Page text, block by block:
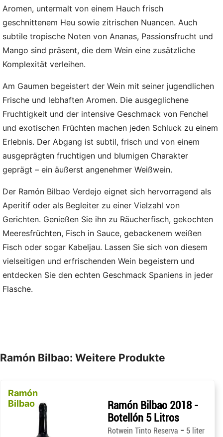
Aromen, untermalt von einem Hauch frisch
geschnittenem Heu sowie zitrischen Nuancen. Auch
subtile tropische Noten von Ananas, Passionsfrucht und
Mango sind präsent, die dem Wein eine zusätzliche
Komplexität verleihen.
Am Gaumen begeistert der Wein mit seiner jugendlichen
Frische und lebhaften Aromen. Die ausgeglichene
Fruchtigkeit und der intensive Geschmack von Fenchel
und exotischen Früchten machen jeden Schluck zu einem
Erlebnis. Der Abgang ist subtil, frisch und von einem
ausgeprägten fruchtigen und blumigen Charakter
geprägt – ein äußerst angenehmer Weißwein.
Der Ramón Bilbao Verdejo eignet sich hervorragend als
Aperitif oder als Begleiter zu einer Vielzahl von
Gerichten. Genießen Sie ihn zu Räucherfisch, gekochten
Meeresfrüchten, Fisch in Sauce, gebackenem weißen
Fisch oder sogar Kabeljau. Lassen Sie sich von diesem
vielseitigen und erfrischenden Wein begeistern und
entdecken Sie den echten Geschmack Spaniens in jeder
Flasche.
Ramón Bilbao: Weitere Produkte
Ramón
Bilbao
Ramón Bilbao 2018 -
Botellón 5 Litros
Rotwein Tinto Reserva - 5 liter